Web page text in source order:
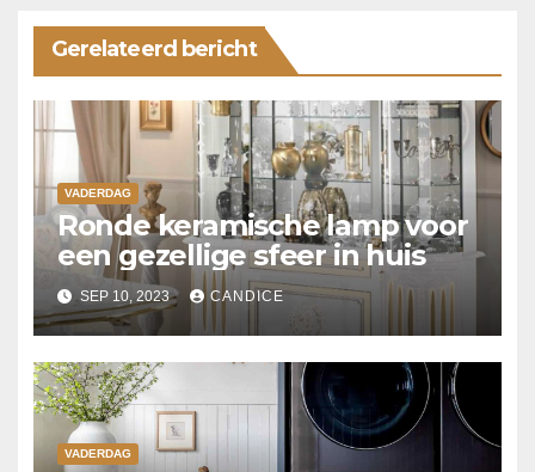
Gerelateerd bericht
VADERDAG
Ronde keramische lamp voor
een gezellige sfeer in huis
SEP 10, 2023 CANDICE
VADERDAG